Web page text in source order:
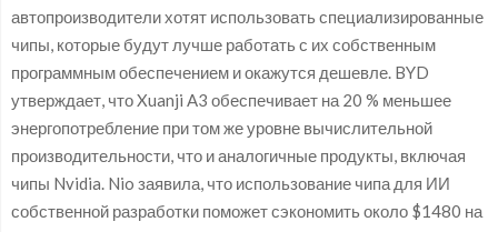
автопроизводители хотят использовать специализированные
чипы, которые будут лучше работать с их собственным
программным обеспечением и окажутся дешевле. BYD
утверждает, что Xuanji A3 обеспечивает на 20 % меньшее
энергопотребление при том же уровне вычислительной
производительности, что и аналогичные продукты, включая
чипы Nvidia. Nio заявила, что использование чипа для ИИ
собственной разработки поможет сэкономить около $1480 на